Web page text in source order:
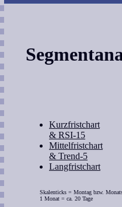
Kurzfristchart
& RSI-15
Mittelfristchart
& Trend-5
Langfristchart
Skalenticks = Montag bzw.
1 Monat = ca. 20 Tage